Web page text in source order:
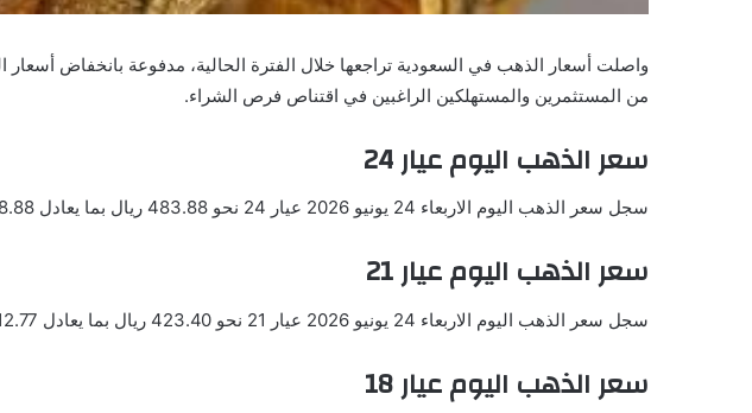
واصلت أسعار الذهب في السعودية تراجعها خلال الفترة الحالية، مدفوعة بانخفاض
من المستثمرين والمستهلكين الراغبين في اقتناص فرص الشراء.
سعر الذهب اليوم عيار 24
سجل سعر الذهب اليوم الاربعاء 24 يونيو 2026 عيار 24 نحو 483.88 ريال بما يعادل 128.88 دولار.
سعر الذهب اليوم عيار 21
سجل سعر الذهب اليوم الاربعاء 24 يونيو 2026 عيار 21 نحو 423.40 ريال بما يعادل 112.77 دولار.
سعر الذهب اليوم عيار 18